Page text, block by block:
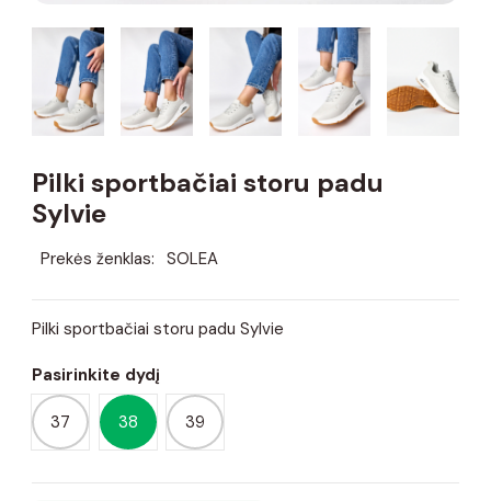
Pilki sportbačiai storu padu
Sylvie
Prekės ženklas: SOLEA
Pilki sportbačiai storu padu Sylvie
Pasirinkite dydį
37 38 39